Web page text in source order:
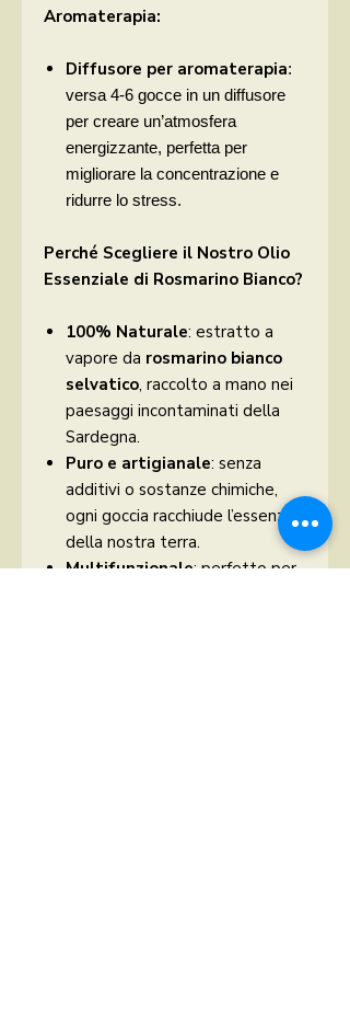
Aromaterapia:
Diffusore per aromaterapia:
versa 4-6 gocce in un diffusore
per creare un’atmosfera
energizzante, perfetta per
migliorare la concentrazione e
ridurre lo stress.
Perché Scegliere il Nostro Olio
Essenziale di Rosmarino Bianco?
100% Naturale: estratto a
vapore da rosmarino bianco
selvatico, raccolto a mano nei
paesaggi incontaminati della
Sardegna.
Puro e artigianale: senza
additivi o sostanze chimiche,
ogni goccia racchiude l’essenza
della nostra terra.
Multifunzionale: perfetto per